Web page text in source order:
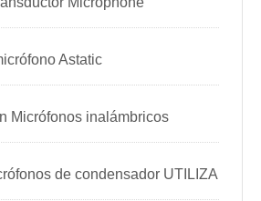
Astatic
Micrófonos inalámbricos
de condensador UTILIZA